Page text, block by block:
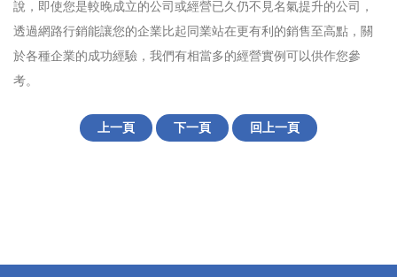
說，即使您是較晚成立的公司或經營已久仍不見名氣提升的公司，
透過網路行銷能讓您的企業比起同業站在更有利的銷售至高點，關
於各種企業的成功經驗，我們有相當多的經營實例可以供作您參
考。
上一頁 下一頁 回上一頁